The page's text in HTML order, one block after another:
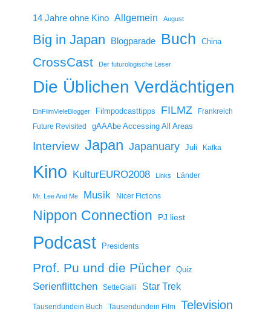
14 Jahre ohne Kino Allgemein August
Big in Japan Blogparade Buch China
CrossCast Der futurologische Leser
Die Üblichen Verdächtigen
EinFilmVieleBlogger Filmpodcasttipps FILMZ
Frankreich
Future Revisited
gAAAbe Accessing All Areas
Interview Japan Japanuary Juli Kafka
Kino KulturEURO2008 Links Länder
Mr. Lee And Me Musik Nicer Fictions
Nippon Connection PJ liest
Podcast Presidents
Prof. Pu und die Pücher Quiz
Serienflittchen SetteGialli Star Trek
Tausendundein Buch Tausendundein Film Television